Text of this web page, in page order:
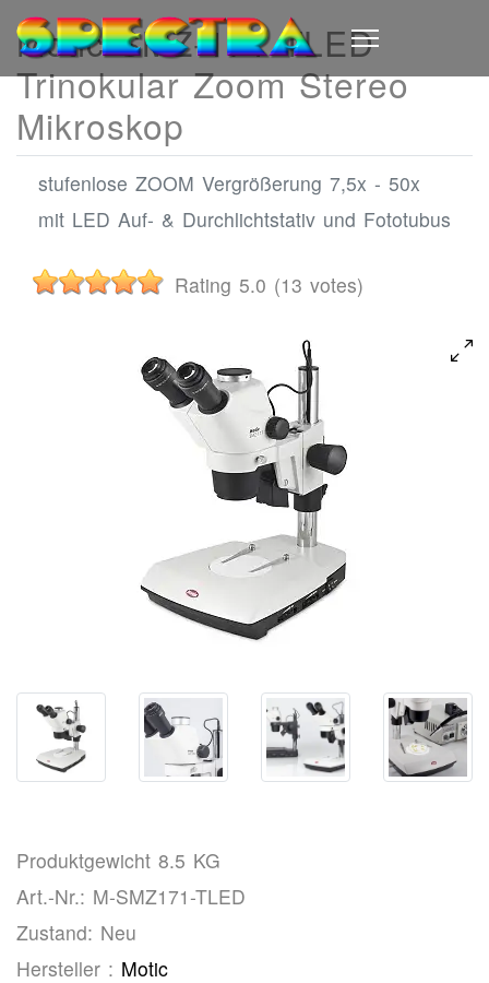
Motic SMZ-171 TLED
Trinokular Zoom Stereo
Mikroskop
stufenlose ZOOM Vergrößerung 7,5x - 50x
mit LED Auf- & Durchlichtstativ und Fototubus
Rating 5.0 (13 votes)
Produktgewicht 8.5 KG
Art.-Nr.: M-SMZ171-TLED
Zustand: Neu
Hersteller : Motic